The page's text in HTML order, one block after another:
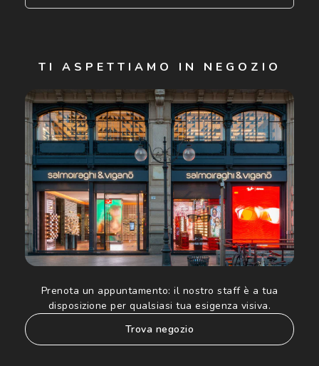
Cliccando su "Iscriviti", confermo di avere più di 16 anni e
acconsento all'utilizzo dei miei Dati Personali da parte di
Luxottica Group S.p.A. per l'invio di offerte speciali, novità
ed altre comunicazioni di carattere pubblicitario (consultare
Informativa sulla privacyper ulteriori informazioni).
TI ASPETTIAMO IN NEGOZIO
Prenota un appuntamento: il nostro staff è a tua
disposizione per qualsiasi tua esigenza visiva.
trova negozio